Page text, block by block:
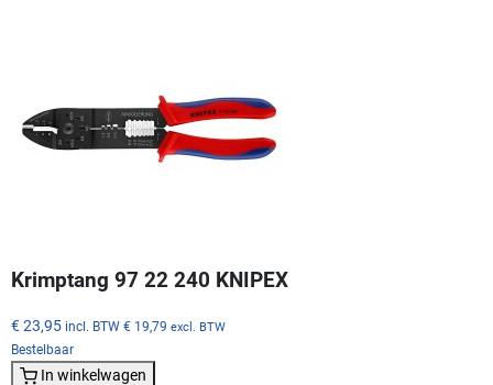
Krimptang 97 22 240 KNIPEX
€ 23,95 incl. BTW € 19,79 excl. BTW
Bestelbaar
In winkelwagen